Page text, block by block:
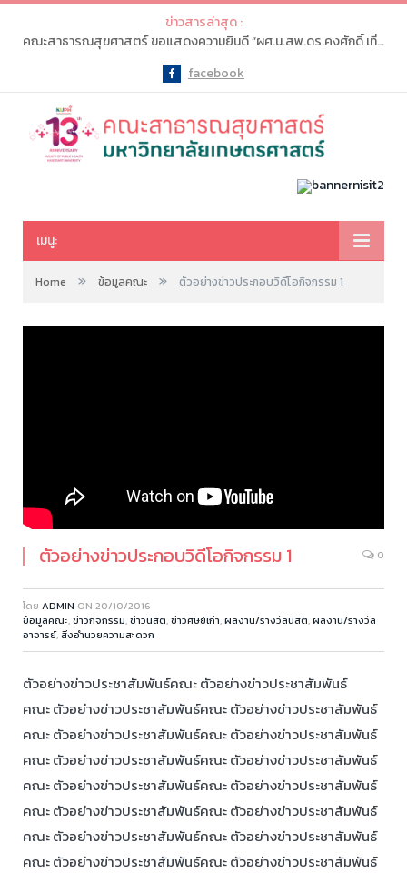
ข่าวสารล่าสุด :
คณะสาธารณสุขศาสตร์ ขอแสดงความยินดี “ผศ.น.สพ.ดร.คงศักดิ์ เที่ยงธรรม” เนื่องในโอกาสเป็นผู้เหมาะสมได้รับการเสนอชื่อให้ดำรงตำแหน่ง “อธิการบดีมหาวิทยาลัยเกษตรศาสตร์ คนที่ 16”
Facebook
facebook
เมนู:
Home » ข้อมูลคณะ » ตัวอย่างข่าวประกอบวิดีโอกิจกรรม 1
ตัวอย่างข่าวประกอบวิดีโอกิจกรรม 1 0
โดย ADMIN ON 20/10/2016
ข้อมูลคณะ,ข่าวกิจกรรม,ข่าวนิสิต,ข่าวศิษย์เก่า,ผลงาน/รางวัลนิสิต,ผลงาน/รางวัล
อาจารย์,สิ่งอำนวยความสะดวก
ตัวอย่างข่าวประชาสัมพันธ์คณะ ตัวอย่างข่าวประชาสัมพันธ์
คณะ ตัวอย่างข่าวประชาสัมพันธ์คณะ ตัวอย่างข่าวประชาสัมพันธ์
คณะ ตัวอย่างข่าวประชาสัมพันธ์คณะ ตัวอย่างข่าวประชาสัมพันธ์
คณะ ตัวอย่างข่าวประชาสัมพันธ์คณะ ตัวอย่างข่าวประชาสัมพันธ์
คณะ ตัวอย่างข่าวประชาสัมพันธ์คณะ ตัวอย่างข่าวประชาสัมพันธ์
คณะ ตัวอย่างข่าวประชาสัมพันธ์คณะ ตัวอย่างข่าวประชาสัมพันธ์
คณะ ตัวอย่างข่าวประชาสัมพันธ์คณะ ตัวอย่างข่าวประชาสัมพันธ์
คณะ ตัวอย่างข่าวประชาสัมพันธ์คณะ ตัวอย่างข่าวประชาสัมพันธ์